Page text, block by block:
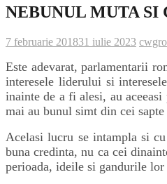
NEBUNUL MUTA SI
7 februarie 201831 iulie 2023
Este adevarat, parlamentarii
interesele liderului si
inainte de a fi alesi, au
mai au bunul simt din cei
Acelasi lucru se intampla si
buna credinta, nu ca cei
perioada, ideile si gandurile